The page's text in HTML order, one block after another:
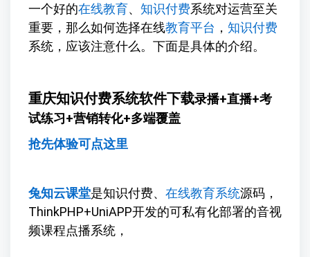
一个好的在线教育、 知识付费系统对运营至关
重要，那么如何选择在线教育平台 ， 知识付费
系统，应该注意什么。下面是具体的介绍。
重庆知识付费系统软件下载录播+直播+考
试练习+营销转化+多端覆盖
抢先体验可点这里
兔知云课堂是知识付费、 在线教育系统源码，
ThinkPHP+UniAPP开发的可私有化部署的音视
频课程点播系统，